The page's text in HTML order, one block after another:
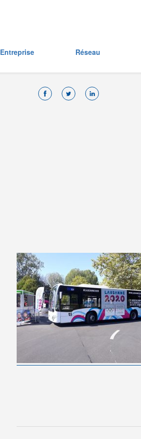
Entreprise Réseau